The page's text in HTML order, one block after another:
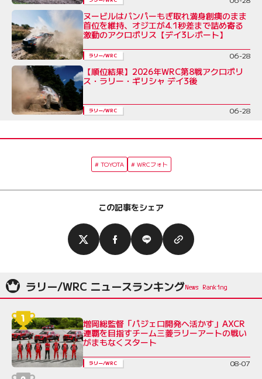
ヌービルはバンパーもぎ取れ満身創痍のまま
首位を維持、オジエが4.1秒差まで詰め寄る
激動のアクロポリス【デイ3レポート】
ラリー/WRC 06-28
【順位結果】2026年WRC第8戦アクロポリ
ス・ラリー・ギリシャ デイ3後
ラリー/WRC 06-28
TOYOTA WRCフォト
この記事をシェア
ラリー/WRC ニュースランキング
増岡総監督「パジェロ開発へ活かす」AXCR
連覇を目指すチーム三菱ラリーアートの戦い
がまもなくスタート
ラリー/WRC 08-07